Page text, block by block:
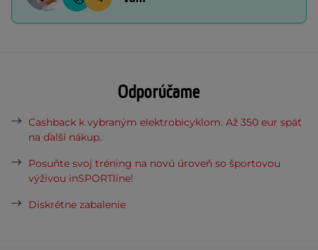
Odporúčame
Cashback k vybraným elektrobicyklom. Až 350 eur späť
na ďalší nákup.
Posuňte svoj tréning na novú úroveň so športovou
výživou inSPORTline!
Diskrétne zabalenie